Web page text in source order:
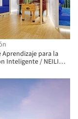
para la
Inteligente / NEILI